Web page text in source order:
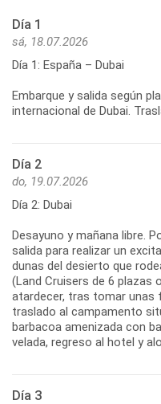
Día 1
sá, 18.07.2026
Día 1: España – Dubai
Embarque y salida según
internacional de Dubai.
Día 2
do, 19.07.2026
Día 2: Dubai
Desayuno y mañana libre.
salida para realizar un
dunas del desierto que
(Land Cruisers de 6 plazas
atardecer, tras tomar unas
traslado al campamento
barbacoa amenizada con
velada, regreso al hotel y
Día 3